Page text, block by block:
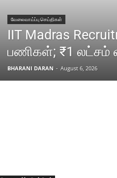
வேலைவாய்ப்பு செய்திகள்
IIT Madras
பணிகள்; ₹1 லட்சம்
BHARANI DARAN - August 6, 2026